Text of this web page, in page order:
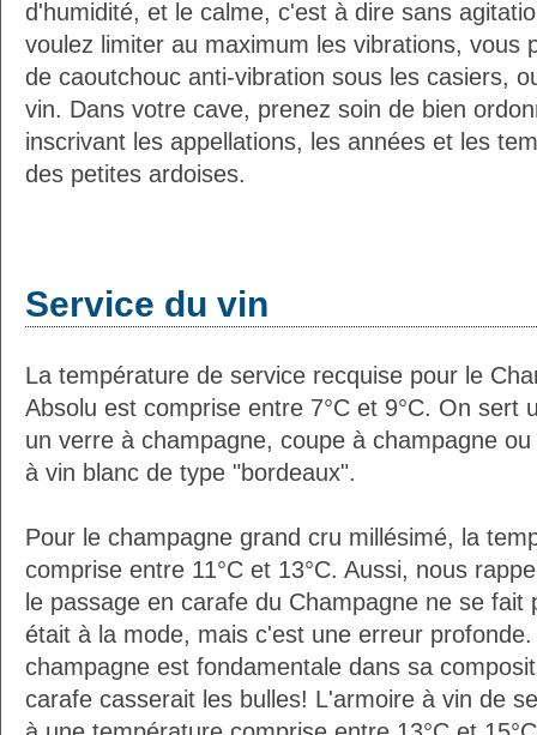
d'humidité, et le calme, c'est à dire sans
voulez limiter au maximum les vibrations, vous
de caoutchouc anti-vibration sous les casiers,
vin. Dans votre cave, prenez soin de bien
inscrivant les appellations, les années et les
des petites ardoises.
Service du vin
La température de service recquise pour le
Absolu est comprise entre 7°C et 9°C. On sert
un verre à champagne, coupe à champagne
à vin blanc de type "bordeaux".
Pour le champagne grand cru millésimé, la
comprise entre 11°C et 13°C. Aussi, nous
le passage en carafe du Champagne ne se
était à la mode, mais c'est une erreur
champagne est fondamentale dans sa
carafe casserait les bulles! L'armoire à vin de